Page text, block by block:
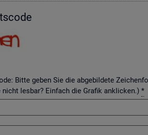
Bitte geben Sie die abgebildete
lesbar? Einfach die Grafik anklicken.) *